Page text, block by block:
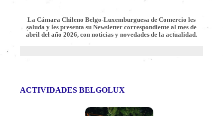
La Cámara Chileno Belgo-Luxemburguesa de Comercio les
saluda y les presenta su Newsletter correspondiente al mes de
abril del año 2026, con noticias y novedades de la actualidad.
ACTIVIDADES BELGOLUX